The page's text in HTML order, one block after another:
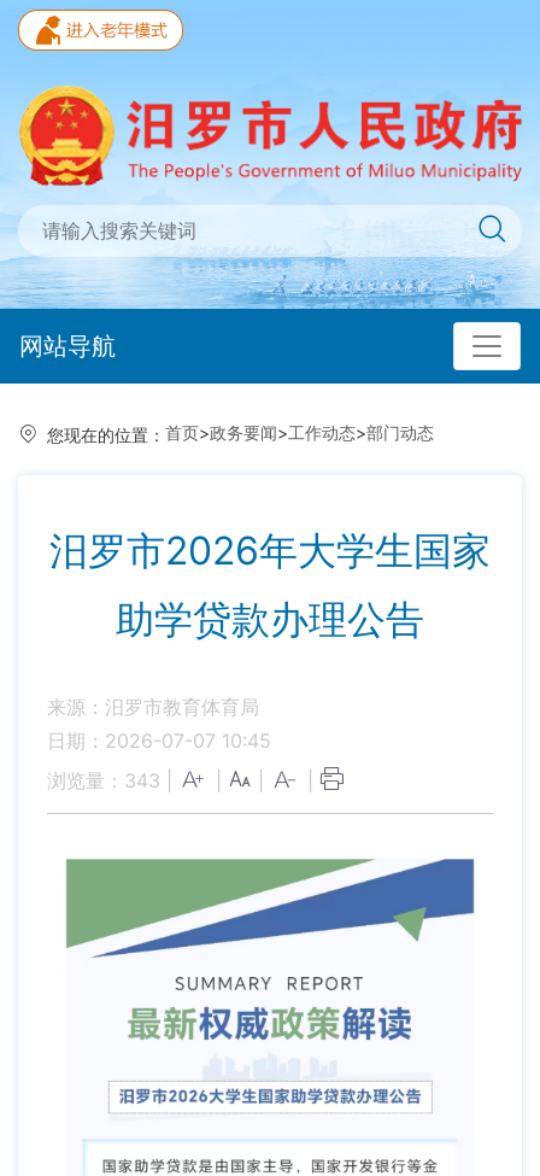
网站导航
您现在的位置： 首页>政务要闻>工作动态>部门动态
汨罗市2026年大学生国家
助学贷款办理公告
来源：汨罗市教育体育局
日期：2026-07-07 10:45
浏览量： 343